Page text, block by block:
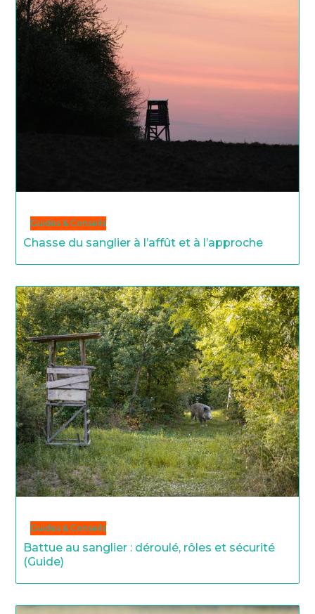
Guides & Conseils
Chasse du sanglier à l’affût et à l’approche
Guides & Conseils
Battue au sanglier : déroulé, rôles et sécurité
(Guide)